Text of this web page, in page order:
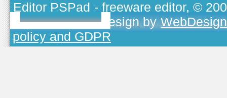
Editor PSPad - freeware editor, ©
TOJEONO.CZ, design by
policy and GDPR